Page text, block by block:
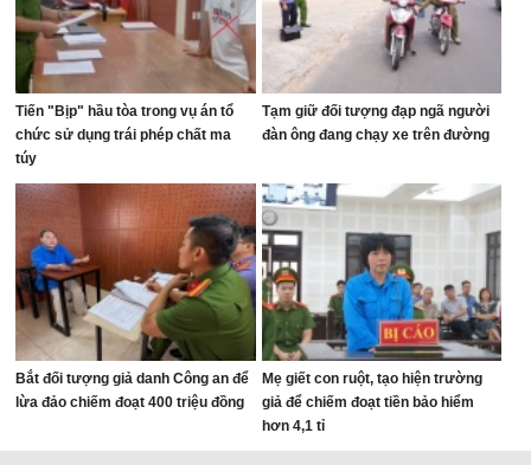
Tiến "Bịp" hầu tòa trong vụ án tổ
chức sử dụng trái phép chất ma
túy
Tạm giữ đối tượng đạp ngã người
đàn ông đang chạy xe trên đường
Bắt đối tượng giả danh Công an để
lừa đảo chiếm đoạt 400 triệu đồng
Mẹ giết con ruột, tạo hiện trường
giả để chiếm đoạt tiền bảo hiểm
hơn 4,1 tỉ